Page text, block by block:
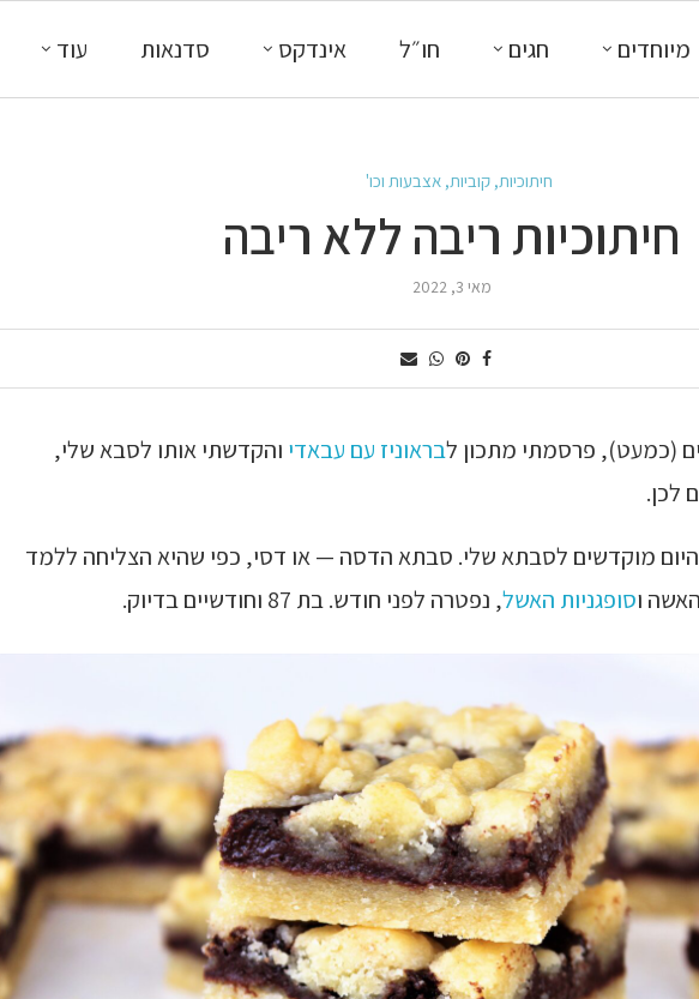
מיוחדים חגים חו״ל אינדקס סדנאות עוד
חיתוכיות, קוביות, אצבעות וכו'
חיתוכיות ריבה ללא ריבה
מאי 3, 2022
(כמעט), פרסמתי מתכון לבראוניז עם עבאדי והקדשתי אותו לסבא שלי,
לכן.
היום מוקדשים לסבתא שלי. סבתא הדסה — או דסי, כפי שהיא הצליחה ללמד
וסופגניות האשל, נפטרה לפני חודש. בת 87 וחודשיים בדיוק.